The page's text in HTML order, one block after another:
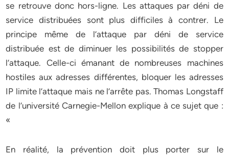
se retrouve donc hors-ligne. Les attaques par déni de
service distribuées sont plus difficiles à contrer. Le
principe même de l’attaque par déni de service
distribuée est de diminuer les possibilités de stopper
l’attaque. Celle-ci émanant de nombreuses machines
hostiles aux adresses différentes, bloquer les adresses
IP limite l’attaque mais ne l’arrête pas. Thomas Longstaff
de l’université Carnegie-Mellon explique à ce sujet que :
«
En réalité, la prévention doit plus porter sur le